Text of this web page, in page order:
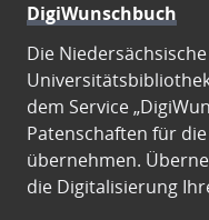
DigiWunschbuch
Die
dem Service
Patenschaften für
übernehmen.
die Digitalisierung